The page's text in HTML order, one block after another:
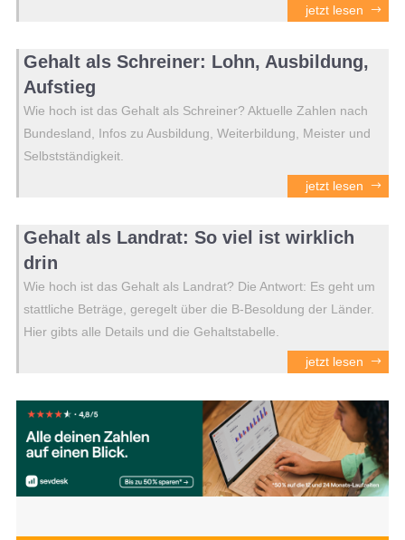
jetzt lesen
Gehalt als Schreiner: Lohn, Ausbildung,
Aufstieg
Wie hoch ist das Gehalt als Schreiner? Aktuelle Zahlen nach
Bundesland, Infos zu Ausbildung, Weiterbildung, Meister und
Selbstständigkeit.
jetzt lesen
Gehalt als Landrat: So viel ist wirklich
drin
Wie hoch ist das Gehalt als Landrat? Die Antwort: Es geht um
stattliche Beträge, geregelt über die B-Besoldung der Länder.
Hier gibts alle Details und die Gehaltstabelle.
jetzt lesen